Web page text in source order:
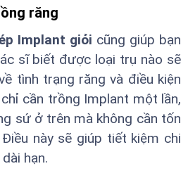
răng
Implant giỏi cũng giúp bạn
sĩ biết được loại trụ nào sẽ
tình trạng răng và điều kiện
cần trồng Implant một lần,
sứ ở trên mà không cần tốn
này sẽ giúp tiết kiệm chi
hạn.